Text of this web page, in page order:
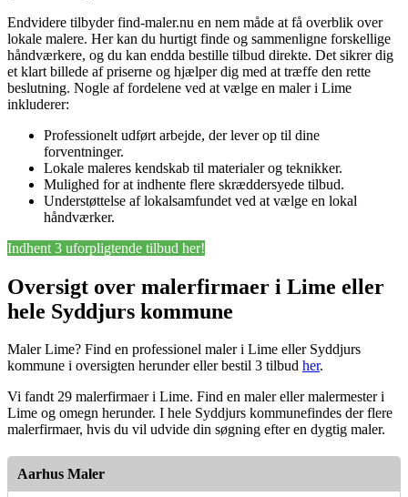
Endvidere tilbyder find-maler.nu en nem måde at få overblik over
lokale malere. Her kan du hurtigt finde og sammenligne forskellige
håndværkere, og du kan endda bestille tilbud direkte. Det sikrer dig
et klart billede af priserne og hjælper dig med at træffe den rette
beslutning. Nogle af fordelene ved at vælge en maler i Lime
inkluderer:
Professionelt udført arbejde, der lever op til dine
forventninger.
Lokale maleres kendskab til materialer og teknikker.
Mulighed for at indhente flere skræddersyede tilbud.
Understøttelse af lokalsamfundet ved at vælge en lokal
håndværker.
Indhent 3 uforpligtende tilbud her!
Oversigt over malerfirmaer i Lime eller
hele Syddjurs kommune
Maler Lime? Find en professionel maler i Lime eller Syddjurs
kommune i oversigten herunder eller bestil 3 tilbud her.
Vi fandt 29 malerfirmaer i Lime. Find en maler eller malermester i
Lime og omegn herunder. I hele Syddjurs kommunefindes der flere
malerfirmaer, hvis du vil udvide din søgning efter en dygtig maler.
Aarhus Maler